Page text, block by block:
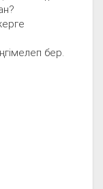
бер.